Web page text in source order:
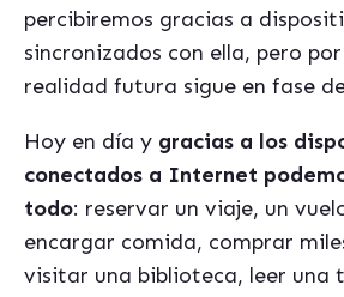
percibiremos gracias a
sincronizados con ella, pero
realidad futura sigue en fase
Hoy en día y gracias a los
conectados a Internet
todo: reservar un viaje, un
encargar comida, comprar
visitar una biblioteca, leer una